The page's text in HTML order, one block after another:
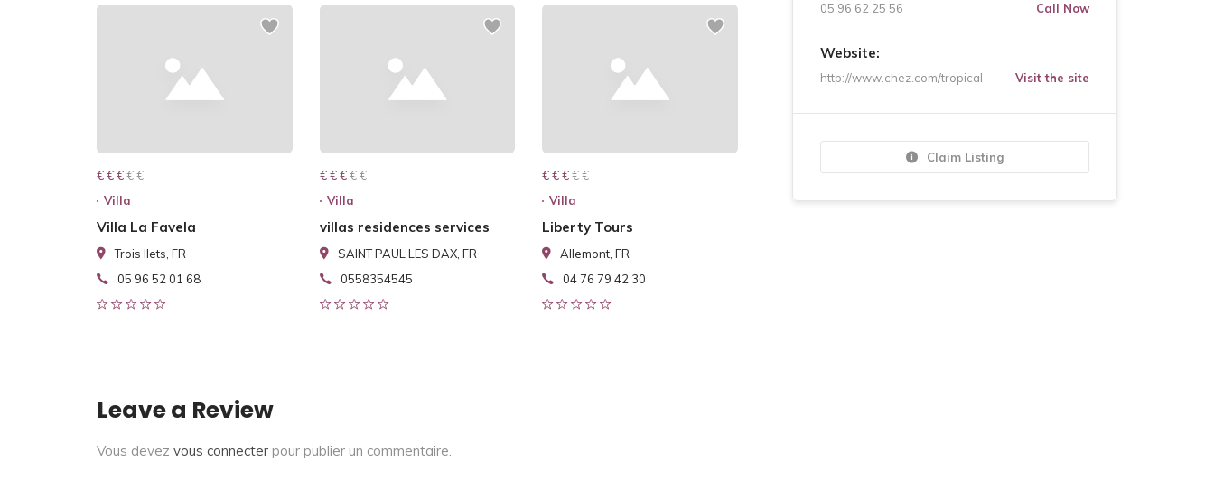
€ € € € €
€ € €
Villa
Villa La Favela
Trois Ilets, FR
05 96 52 01 68
€ € € € €
€ € €
Villa
villas residences services
SAINT PAUL LES DAX, FR
0558354545
€ € € € €
€ € €
Villa
Liberty Tours
Allemont, FR
04 76 79 42 30
Leave a Review
Vous devez vous connecter pour publier un commentaire.
05 96 62 25 56 Call Now
Website:
http://www.chez.com/tropical Visit the site
Claim Listing